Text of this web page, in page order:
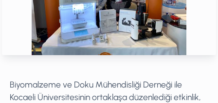
Biyomalzeme ve Doku Mühendisliği Derneği ile
Kocaeli Üniversitesinin ortaklaşa düzenlediği etkinlik,